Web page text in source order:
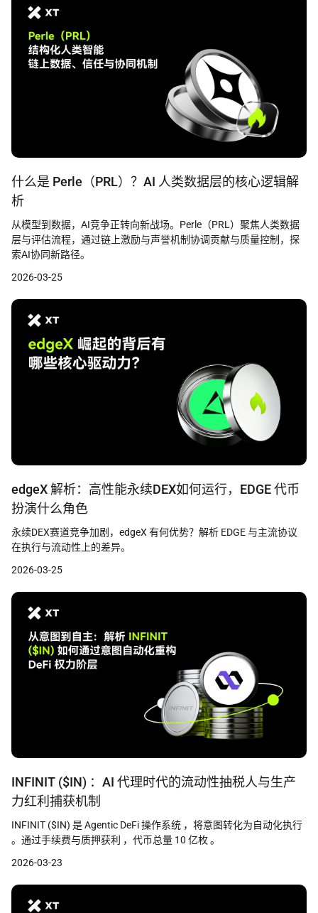
什么是 Perle（PRL）？AI 人类数据层的核心逻辑解
析
从模型到数据，AI竞争正转向新战场。Perle（PRL）聚焦人类数据
层与评估流程，通过链上激励与声誉机制协调贡献与质量控制，探
索AI协同新路径。
2026-03-25
edgeX 解析：高性能永续DEX如何运行，EDGE 代币
扮演什么角色
永续DEX赛道竞争加剧，edgeX 有何优势？解析 EDGE 与主流协议
在执行与流动性上的差异。
2026-03-25
INFINIT ($IN) ：AI 代理时代的流动性抽税人与生产
力红利捕获机制
INFINIT ($IN) 是 Agentic DeFi 操作系统 ，将意图转化为自动化执行
。通过手续费与质押获利 ，代币总量 10 亿枚 。
2026-03-23